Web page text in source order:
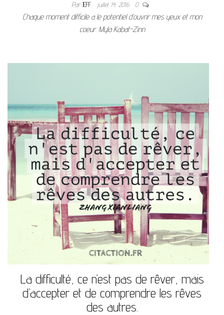
ParJEFF juillet 14, 2016 0
Chaque moment difficile a le potentiel d’ouvrir mes yeux et mon
coeur. Myla Kabat-Zinn
La difficulté, ce n’est pas de rêver, mais
d’accepter et de comprendre les rêves
des autres.